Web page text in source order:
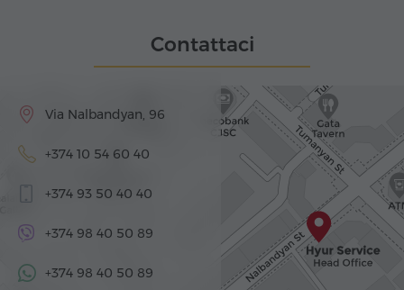
Contattaci
Via Nalbandyan, 96
+374 10 54 60 40
+374 93 50 40 40
+374 98 40 50 89
+374 98 40 50 89